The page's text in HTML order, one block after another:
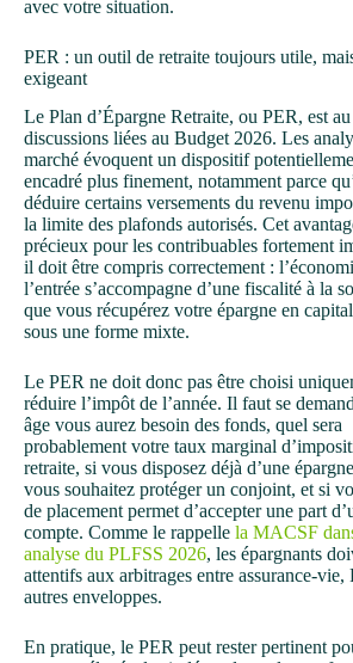
avec votre situation.
PER : un outil de retraite toujours utile,
exigeant
Le Plan d’Épargne Retraite, ou PER, est
discussions liées au Budget 2026. Les
marché évoquent un dispositif
encadré plus finement, notamment parce
déduire certains versements du revenu
la limite des plafonds autorisés. Cet
précieux pour les contribuables fortement
il doit être compris correctement :
l’entrée s’accompagne d’une fiscalité à la
que vous récupérez votre épargne en
sous une forme mixte.
Le PER ne doit donc pas être choisi
réduire l’impôt de l’année. Il faut se
âge vous aurez besoin des fonds, quel sera
probablement votre taux marginal
retraite, si vous disposez déjà d’une
vous souhaitez protéger un conjoint, et si
de placement permet d’accepter une part
compte. Comme le rappelle la MACSF
analyse du PLFSS 2026, les épargnants
attentifs aux arbitrages entre assurance-vie,
autres enveloppes.
En pratique, le PER peut rester pertinent